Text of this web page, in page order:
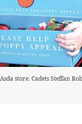
store. Cadets Steffan